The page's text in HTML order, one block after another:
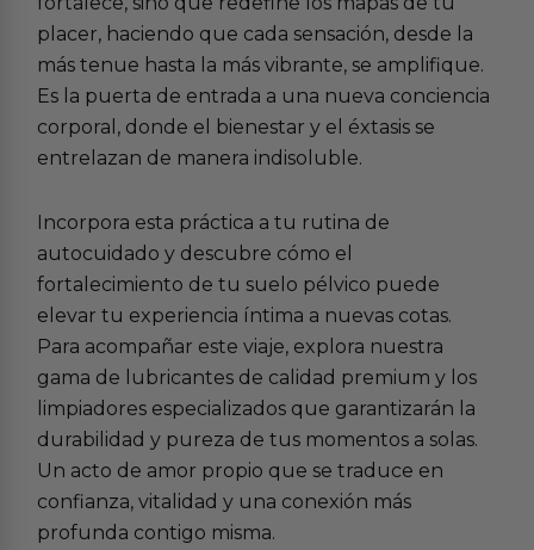
placer, haciendo que cada sensación, desde la
más tenue hasta la más vibrante, se amplifique.
Es la puerta de entrada a una nueva conciencia
corporal, donde el bienestar y el éxtasis se
entrelazan de manera indisoluble.
Incorpora esta práctica a tu rutina de
autocuidado y descubre cómo el
fortalecimiento de tu suelo pélvico puede
elevar tu experiencia íntima a nuevas cotas.
Para acompañar este viaje, explora nuestra
gama de
lubricantes de calidad premium y los
limpiadores especializados que garantizarán la
durabilidad y pureza de tus momentos a solas.
Un acto de amor propio que se traduce en
confianza, vitalidad y una conexión más
profunda contigo misma.